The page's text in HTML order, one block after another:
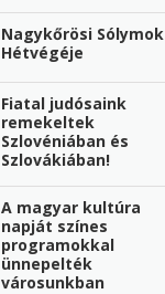
Nagykőrösi Sólymok
Hétvégéje
Fiatal judósaink
remekeltek
Szlovéniában és
Szlovákiában!
A magyar kultúra
napját színes
programokkal
ünnepelték
városunkban